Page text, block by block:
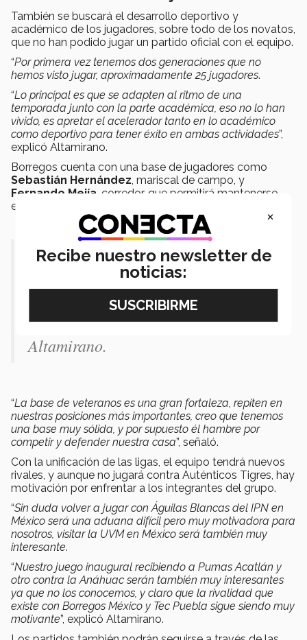
También se buscará el desarrollo deportivo y
académico de los jugadores, sobre todo de los novatos,
que no han podido jugar un partido oficial con el equipo.
“Por primera vez tenemos dos generaciones que no
hemos visto jugar, aproximadamente 25 jugadores.
“Lo principal es que se adapten al ritmo de una
temporada junto con la parte académica, eso no lo han
vivido, es apretar el acelerador tanto en lo académico
como deportivo para tener éxito en ambas actividades”,
explicó Altamirano.
Borregos cuenta con una base de jugadores como
Sebastián Hernández , mariscal de campo, y
Fernando Mejía , corredor, que permitirá mantenerse
entre los mejores, dijo el coach.
"Claro que queremos ganar la mayor
cantidad de juegos y por supuesto que
mantener el invicto en nuestro
estadio". Head coach Carlos
Altamirano.
“La base de veteranos es una gran fortaleza, repiten en
nuestras posiciones más importantes, creo que tenemos
una base muy sólida, y por supuesto él hambre por
competir y defender nuestra casa”, señaló.
Con la unificación de las ligas, el equipo tendrá nuevos
rivales, y aunque no jugará contra Auténticos Tigres, hay
motivación por enfrentar a los integrantes del grupo.
“Sin duda volver a jugar con Águilas Blancas del IPN en
México será una aduana difícil pero muy motivadora para
nosotros, visitar la UVM en México será también muy
interesante.
“Nuestro juego inaugural recibiendo a Pumas Acatlán y
otro contra la Anáhuac serán también muy interesantes
ya que no los conocemos, y claro que la rivalidad que
existe con Borregos México y Tec Puebla sigue siendo muy
motivante”, explicó Altamirano.
×
Recibe nuestro newsletter de
noticias: